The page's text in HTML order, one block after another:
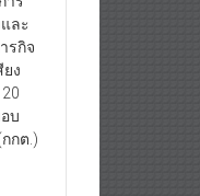
ละ
รกิจ
ง
บ
กต.)